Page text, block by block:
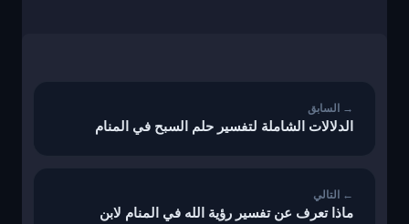
الدلالات الشاملة لتفسير حلم السبح في المنام
ماذا تعرف عن تفسير رؤية الله في المنام لابن